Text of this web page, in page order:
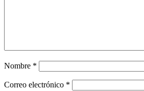
Nombre *
Correo electrónico *